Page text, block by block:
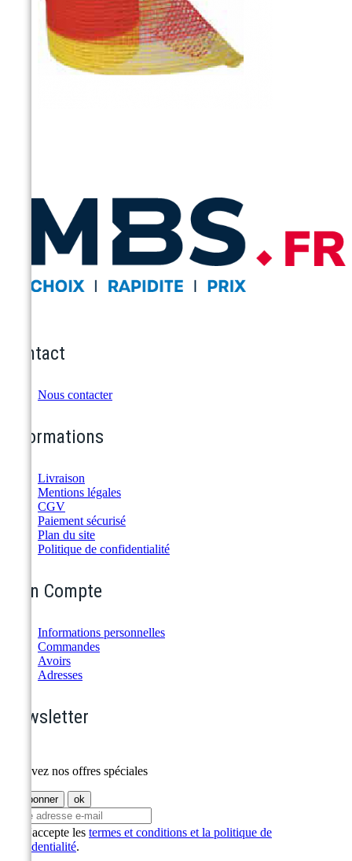
Contact
Nous contacter
Informations
Livraison
Mentions légales
CGV
Paiement sécurisé
Plan du site
Politique de confidentialité
Mon Compte
Informations personnelles
Commandes
Avoirs
Adresses
Newsletter
Recevez nos offres spéciales
J'accepte les termes et conditions et la politique de
confidentialité.